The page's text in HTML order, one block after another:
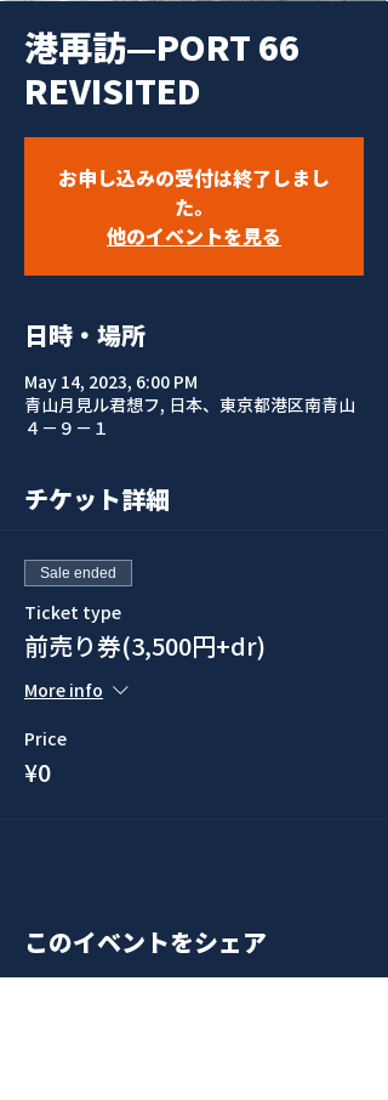
港再訪—PORT 66
REVISITED
お申し込みの受付は終了しまし
た。
他のイベントを見る
日時・場所
May 14, 2023, 6:00 PM
青山月見ル君想フ, 日本、東京都港区南青山
４−９−１
チケット詳細
Sale ended
Ticket type
前売り券(3,500円+dr)
More info
Price
¥0
このイベントをシェア